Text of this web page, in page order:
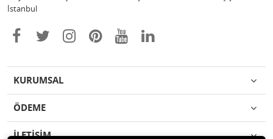
İstanbul
KURUMSAL
ÖDEME
İLETİŞİM